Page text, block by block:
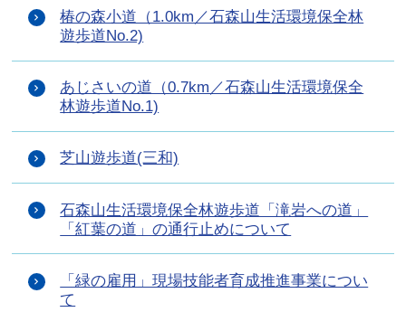
椿の森小道（1.0km／石森山生活環境保全林
遊歩道No.2)
あじさいの道（0.7km／石森山生活環境保全
林遊歩道No.1)
芝山遊歩道(三和)
石森山生活環境保全林遊歩道「滝岩への道」
「紅葉の道」の通行止めについて
「緑の雇用」現場技能者育成推進事業につい
て